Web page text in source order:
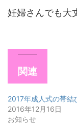
妊婦さんでも大
関連
2017年成人式の帯結
2016年12月16日
お知らせ